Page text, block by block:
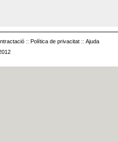
:: Política de privacitat :: Ajuda